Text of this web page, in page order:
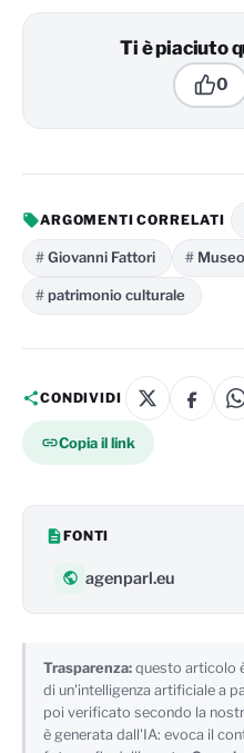
Ti è piaciuto
0
ARGOMENTI CORRELATI
Giovanni Fattori
patrimonio culturale
CONDIVIDI
Copia il link
FONTI
agenparl.eu
Trasparenza: questo articolo
di un'intelligenza artificiale a
poi verificato secondo la
è generata dall'IA: evoca il